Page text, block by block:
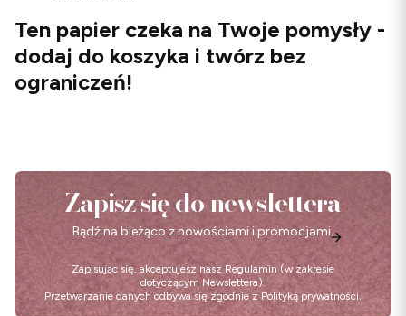
Ten papier czeka na Twoje pomysły -
dodaj do koszyka i twórz bez
ograniczeń!
Zapisz się do newslettera
Bądź na bieżąco z nowościami i promocjami.
Zapisując się, akceptujesz nasz Regulamin (w zakresie
dotyczącym Newslettera).
Przetwarzanie danych odbywa się zgodnie z Polityką prywatności.